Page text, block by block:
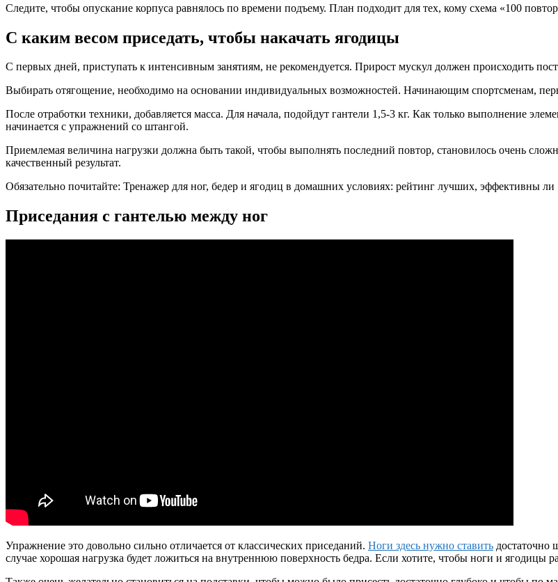
Следите, чтобы опускание корпуса равнялось по времени подъему. План подходит для тех, кому схема «100
С каким весом приседать, чтобы накачать ягодицы
С первых дней, приступать к интенсивным занятиям, не рекомендуется. Прирост мускул должен происходить
Выбирать отягощение, необходимо на основании индивидуальных возможностей. Начинающим спортсменам,
После отработки техники, добавляется масса. Для начала, подойдут гантели 1,5-3 кг. Как только выполнение
начинается с упражнений со штангой.
Приемлемая величина нагрузки должна быть такой, чтобы выполнять последний повтор, становилось очень
качественный результат.
Обязательно почитайте: Тренажер для ног, бедер и ягодиц в домашних условиях: рейтинг лучших, эффективны ли
Приседания с гантелью между ног
Упражнение это довольно сильно отличается от классических приседаний. Ноги здесь нужно ставить достаточно
случае хорошая нагрузка будет ложиться на внутреннюю поверхность бедра. Если хотите, чтобы ноги и ягодицы